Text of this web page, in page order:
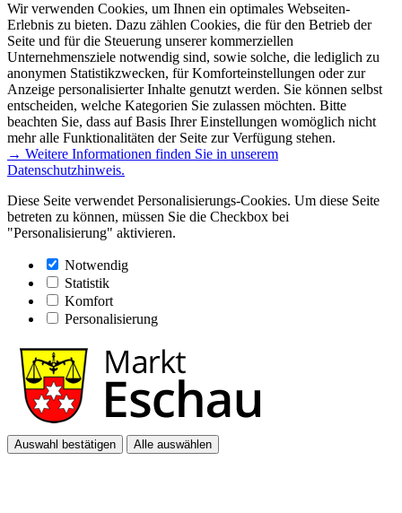
Wir verwenden Cookies, um Ihnen ein optimales Webseiten-
Erlebnis zu bieten. Dazu zählen Cookies, die für den Betrieb der
Seite und für die Steuerung unserer kommerziellen
Unternehmensziele notwendig sind, sowie solche, die lediglich zu
anonymen Statistikzwecken, für Komforteinstellungen oder zur
Anzeige personalisierter Inhalte genutzt werden. Sie können selbst
entscheiden, welche Kategorien Sie zulassen möchten. Bitte
beachten Sie, dass auf Basis Ihrer Einstellungen womöglich nicht
mehr alle Funktionalitäten der Seite zur Verfügung stehen.
→ Weitere Informationen finden Sie in unserem
Datenschutzhinweis.
Diese Seite verwendet Personalisierungs-Cookies. Um diese Seite
betreten zu können, müssen Sie die Checkbox bei
"Personalisierung" aktivieren.
Notwendig
Statistik
Komfort
Personalisierung
Auswahl bestätigen Alle auswählen